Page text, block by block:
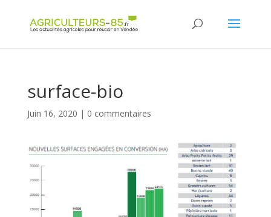
surface-bio
Juin 16, 2020 | 0 commentaires